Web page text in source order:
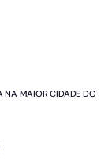
NA MAIOR CIDADE DO